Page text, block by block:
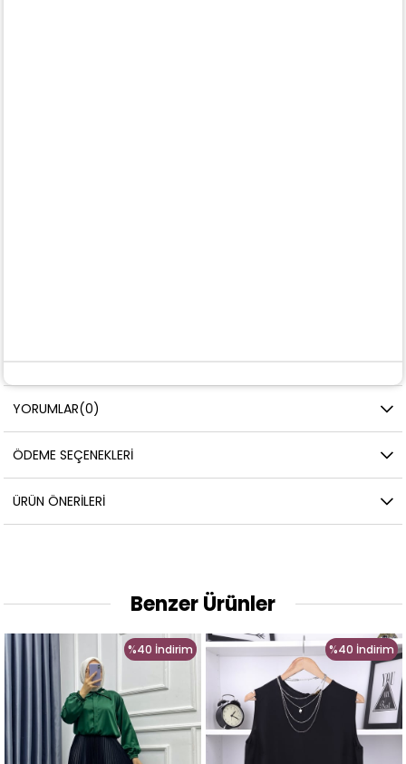
YORUMLAR(0)
ÖDEME SEÇENEKLERI
ÜRÜN ÖNERILERI
Benzer Ürünler
%40 İndirim %40 İndirim